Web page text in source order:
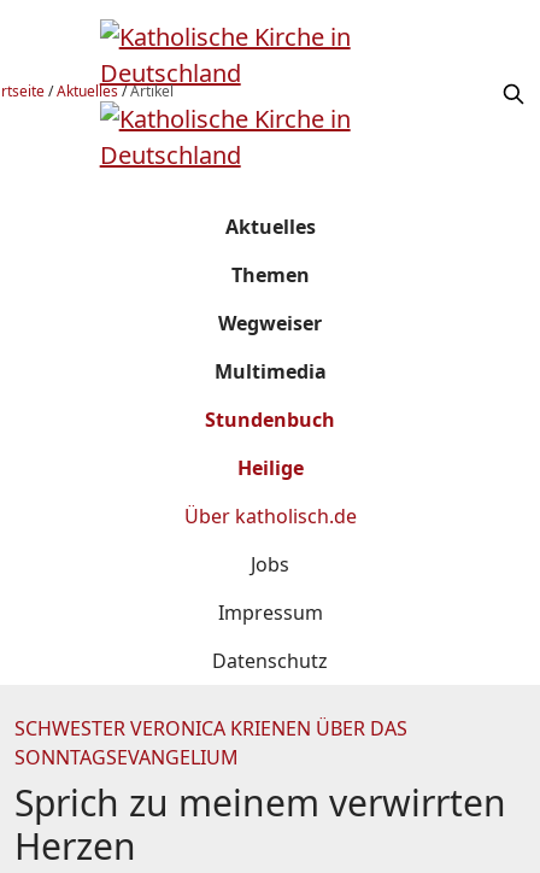
/Aktuelles/Artikel
Aktuelles
Themen
Wegweiser
Multimedia
Stundenbuch
Heilige
Über katholisch.de
Jobs
Impressum
Datenschutz
SCHWESTER VERONICA KRIENEN ÜBER DAS
SONNTAGSEVANGELIUM
Sprich zu meinem verwirrten
Herzen